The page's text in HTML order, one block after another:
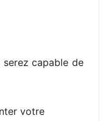
serez capable de
votre